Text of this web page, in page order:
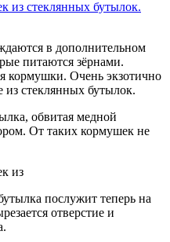
в дополнительном
питаются зёрнами.
кормушки. Очень экзотично
из стеклянных бутылок.
обвитая медной
От таких кормушек не
послужит теперь на
отверстие и